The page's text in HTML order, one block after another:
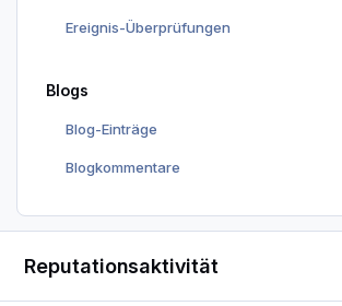
Ereignis-Überprüfungen
Blogs
Blog-Einträge
Blogkommentare
Reputationsaktivität